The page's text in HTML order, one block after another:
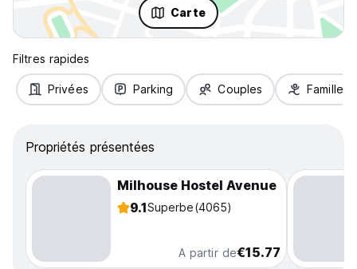
Carte
Filtres rapides
Privées Parking Couples Familles
Propriétés présentées
Milhouse Hostel Avenue
9.1Superbe(4065)
A partir de€15.77